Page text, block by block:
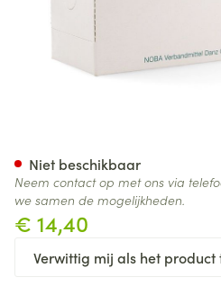
€ 14,40
Verwittig mij als het
Niet beschikbaar
Neem contact op met ons via
we samen de mogelijkheden.